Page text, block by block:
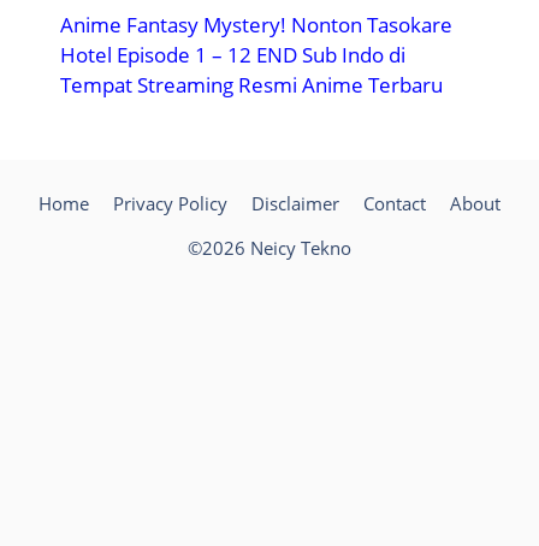
Anime Fantasy Mystery! Nonton Tasokare
Hotel Episode 1 – 12 END Sub Indo di
Tempat Streaming Resmi Anime Terbaru
Home Privacy Policy Disclaimer Contact
About
©2026 Neicy Tekno